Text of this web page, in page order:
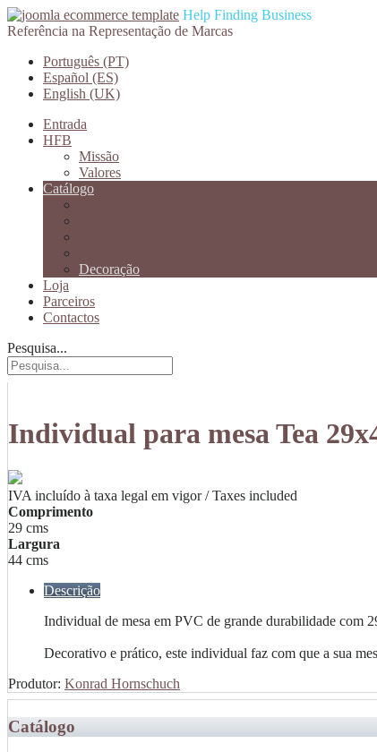
Help Finding Business
Referência na Representação de Marcas
Português (PT)
Español (ES)
English (UK)
Entrada
HFB
Missão
Valores
Catálogo
Decoração
Loja
Parceiros
Contactos
Pesquisa...
Individual para mesa Tea
IVA incluído à taxa legal em vigor / Taxes included
Comprimento
29 cms
Largura
44 cms
Descrição
Individual de mesa em PVC de grande durabilidade com
Decorativo e prático, este individual faz com que a sua
Produtor: Konrad Hornschuch
Catálogo